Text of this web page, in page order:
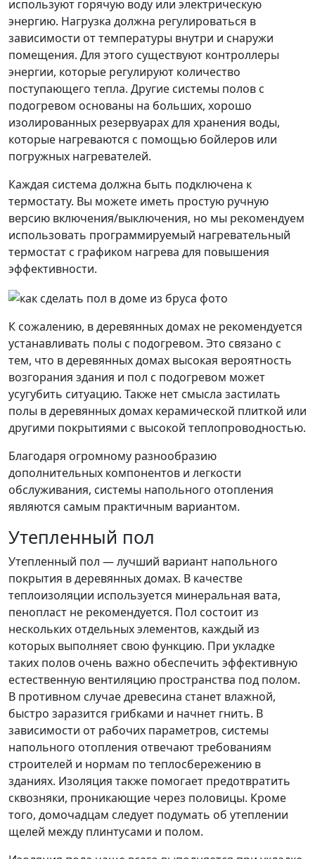
используют горячую воду или электрическую
энергию. Нагрузка должна регулироваться в
зависимости от температуры внутри и снаружи
помещения. Для этого существуют контроллеры
энергии, которые регулируют количество
поступающего тепла. Другие системы полов с
подогревом основаны на больших, хорошо
изолированных резервуарах для хранения воды,
которые нагреваются с помощью бойлеров или
погружных нагревателей.
Каждая система должна быть подключена к
термостату. Вы можете иметь простую ручную
версию включения/выключения, но мы рекомендуем
использовать программируемый нагревательный
термостат с графиком нагрева для повышения
эффективности.
К сожалению, в деревянных домах не рекомендуется
устанавливать полы с подогревом. Это связано с
тем, что в деревянных домах высокая вероятность
возгорания здания и пол с подогревом может
усугубить ситуацию. Также нет смысла застилать
полы в деревянных домах керамической плиткой или
другими покрытиями с высокой теплопроводностью.
Благодаря огромному разнообразию
дополнительных компонентов и легкости
обслуживания, системы напольного отопления
являются самым практичным вариантом.
Утепленный пол
Утепленный пол — лучший вариант напольного
покрытия в деревянных домах. В качестве
теплоизоляции используется минеральная вата,
пенопласт не рекомендуется. Пол состоит из
нескольких отдельных элементов, каждый из
которых выполняет свою функцию. При укладке
таких полов очень важно обеспечить эффективную
естественную вентиляцию пространства под полом.
В противном случае древесина станет влажной,
быстро заразится грибками и начнет гнить. В
зависимости от рабочих параметров, системы
напольного отопления отвечают требованиям
строителей и нормам по теплосбережению в
зданиях. Изоляция также помогает предотвратить
сквозняки, проникающие через половицы. Кроме
того, домочадцам следует подумать об утеплении
щелей между плинтусами и полом.